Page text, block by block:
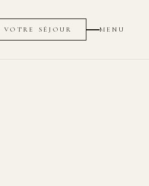
VOTRE SÉJOUR MENU